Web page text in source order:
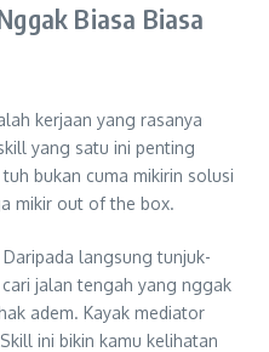
Biasa Biasa
kerjaan yang rasanya
yang satu ini penting
bukan cuma mikirin solusi
mikir out of the box.
langsung tunjuk-
jalan tengah yang nggak
adem. Kayak mediator
ini bikin kamu kelihatan